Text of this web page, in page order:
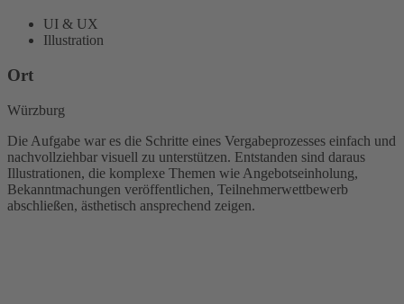
UI & UX
Illustration
Ort
Würzburg
Die Aufgabe war es die Schritte eines Vergabeprozesses einfach und
nachvollziehbar visuell zu unterstützen. Entstanden sind daraus
Illustrationen, die komplexe Themen wie Angebotseinholung,
Bekanntmachungen veröffentlichen, Teilnehmerwettbewerb
abschließen, ästhetisch ansprechend zeigen.